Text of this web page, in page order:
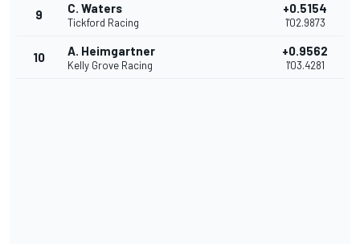
9 C. Waters
Tickford Racing
+0.5154
1'02.9873
10 A. Heimgartner
Kelly Grove Racing
+0.9562
1'03.4281